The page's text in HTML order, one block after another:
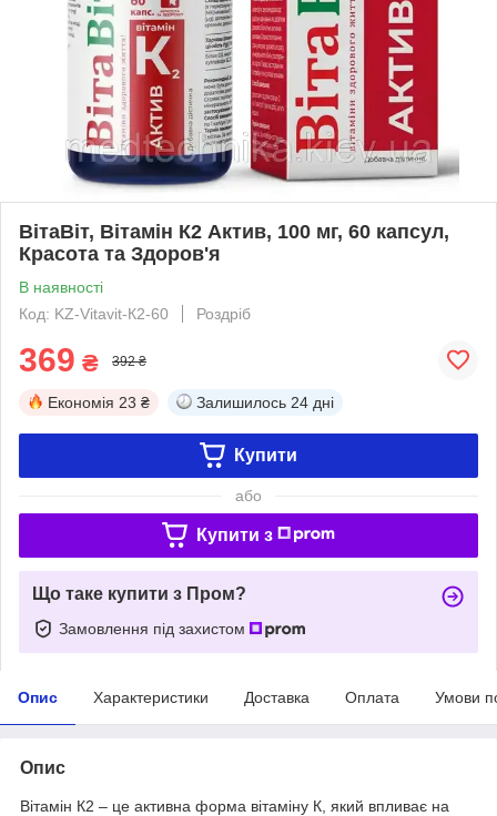
ВітаВіт, Вітамін К2 Актив, 100 мг, 60 капсул,
Красота та Здоров'я
В наявності
Код: KZ-Vitavit-К2-60
Роздріб
369 ₴ 392 ₴
Економія 23 ₴ Залишилось 24 дні
Купити
або
Купити з
Що таке купити з Пром?
Замовлення під захистом
Опис Характеристики Доставка Оплата Умови
Опис
Вітамін К2 – це активна форма вітаміну К, який впливає на